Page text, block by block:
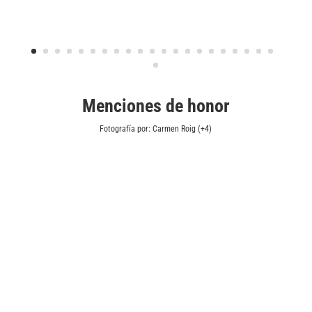
Menciones de honor
Fotografía por: Carmen Roig (+4)